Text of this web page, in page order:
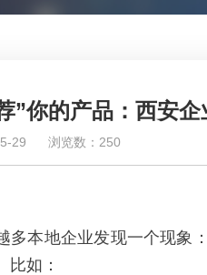
”你的产品：西安
29
浏览数：250
多本地企业发现一个现象
比如：